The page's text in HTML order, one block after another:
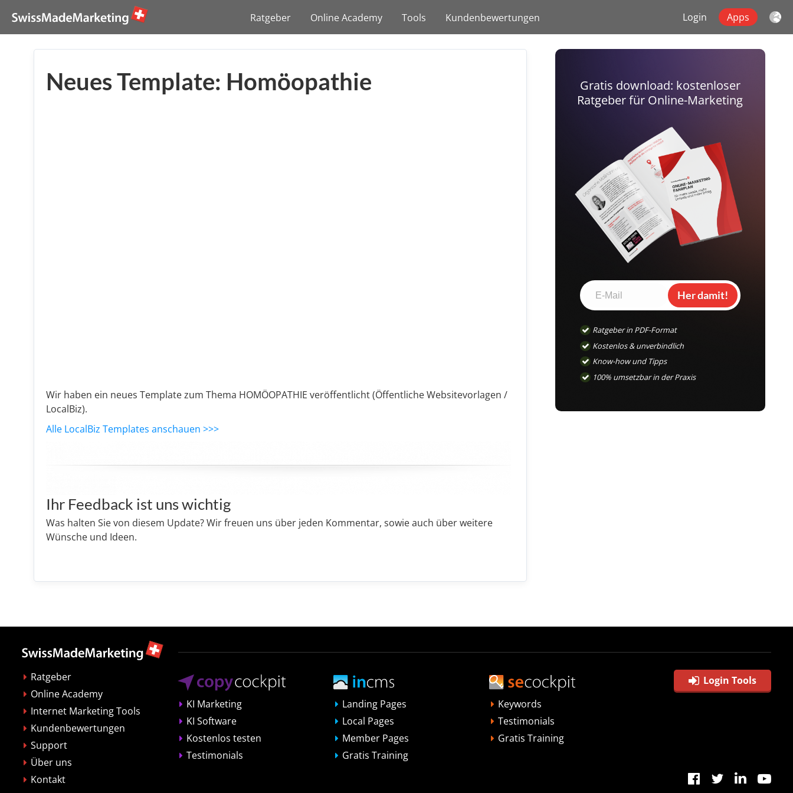
Ratgeber Online Academy Tools Kundenbewertungen Login Apps
Neues Template: Homöopathie
Wir haben ein neues Template zum Thema HOMÖOPATHIE veröffentlicht (Öffentliche Websitevorlagen /
LocalBiz).
Alle LocalBiz Templates anschauen >>>
Ihr Feedback ist uns wichtig
Was halten Sie von diesem Update? Wir freuen uns über jeden Kommentar, sowie auch über weitere
Wünsche und Ideen.
Gratis download: kostenloser
Ratgeber für Online-Marketing
Her damit!
Ratgeber in PDF-Format
Kostenlos & unverbindlich
Know-how und Tipps
100% umsetzbar in der Praxis
Ratgeber
Online Academy
Internet Marketing Tools
Kundenbewertungen
Support
Über uns
Kontakt
KI Marketing
KI Software
Kostenlos testen
Testimonials
Landing Pages
Local Pages
Member Pages
Gratis Training
Keywords
Testimonials
Gratis Training
Login Tools